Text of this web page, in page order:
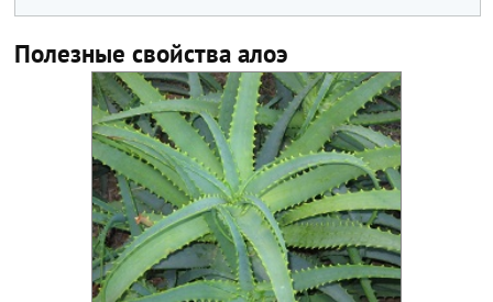
Полезные свойства алоэ